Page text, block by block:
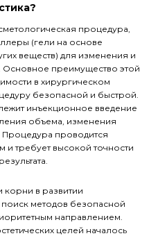
процедура,
(гели на основе
веществ) для изменения и
преимущество этой
в хирургическом
безопасной и быстрой.
инъекционное введение
объема, изменения
проводится
требует высокой точности
корни в развитии
методов безопасной
направлением.
целей началось